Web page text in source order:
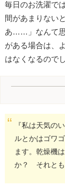
毎日のお洗濯で
間があまりない
あ……」なんて
がある場合は、
はなくなるので
『私は天気の
ルとかはゴワ
ます。乾燥機
か？ それとも